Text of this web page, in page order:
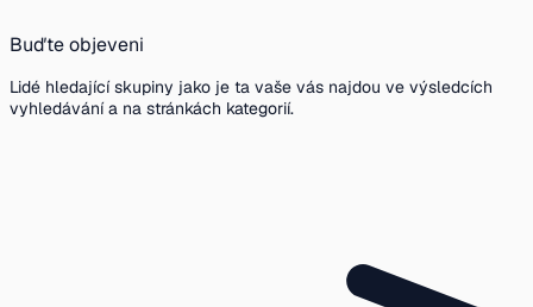
Buďte objeveni
Lidé hledající skupiny jako je ta vaše vás najdou ve výsledcích
vyhledávání a na stránkách kategorií.